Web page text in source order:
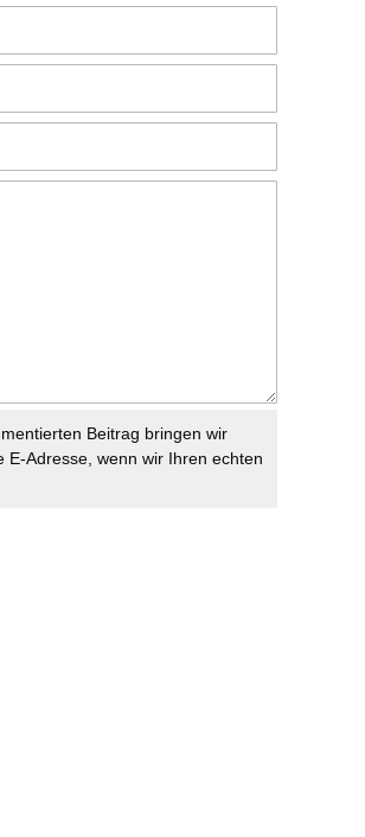
Beitrag bringen wir
Adresse, wenn wir Ihren echten